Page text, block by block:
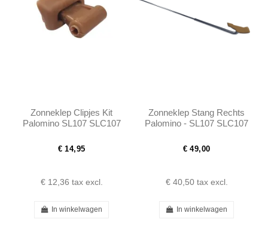
Zonneklep Clipjes Kit
Palomino SL107 SLC107
€ 14,95
€ 12,36 tax excl.
In winkelwagen
Zonneklep Stang Rechts
Palomino - SL107 SLC107
€ 49,00
€ 40,50 tax excl.
In winkelwagen